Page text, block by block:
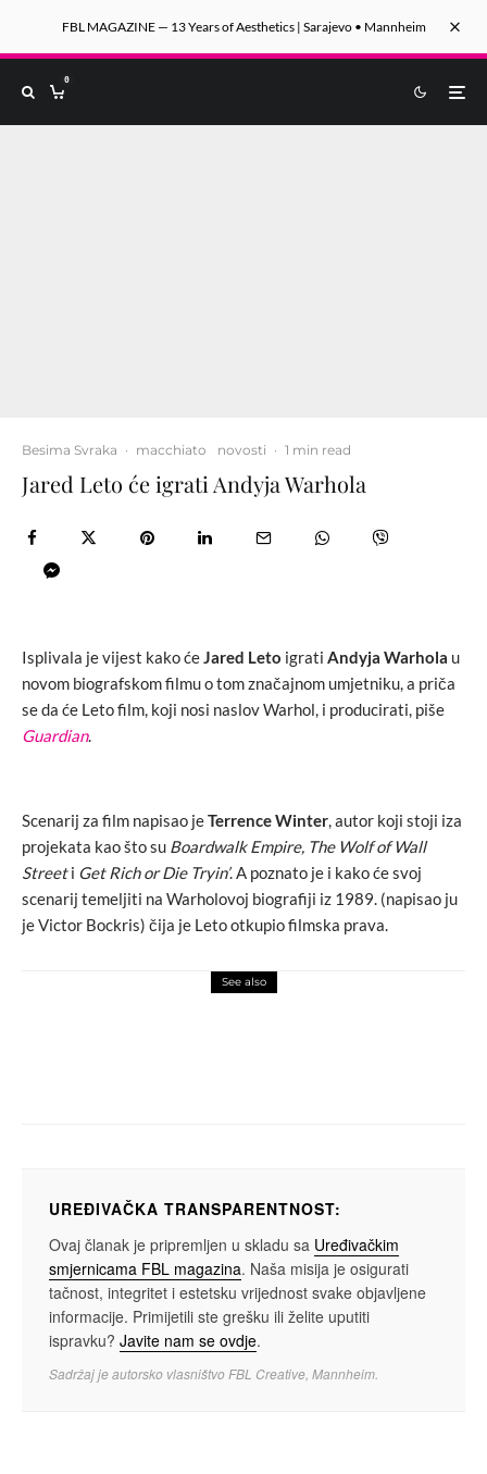
FBL MAGAZINE — 13 Years of Aesthetics | Sarajevo • Mannheim
0
Besima Svraka · macchiato novosti · 1 min read
Jared Leto će igrati Andyja Warhola
Isplivala je vijest kako ćeJared Leto igrati Andyja Warhola u
novom biografskom filmu o tom značajnom umjetniku, a priča
se da će Leto film, koji nosi naslov Warhol, i producirati, piše
Guardian.
Scenarij za film napisao jeTerrence Winter, autor koji stoji iza
projekata kao što su Boardwalk Empire, The Wolf of Wall
Streeti Get Rich or Die Tryin’. A poznato je i kako će svoj
scenarij temeljiti na Warholovoj biografiji iz 1989. (napisao ju
je Victor Bockris) čija je Leto otkupio filmska prava.
See also
UREĐIVAČKA TRANSPARENTNOST:
Ovaj članak je pripremljen u skladu sa Uređivačkim
smjernicama FBL magazina. Naša misija je osigurati
tačnost, integritet i estetsku vrijednost svake objavljene
informacije. Primijetili ste grešku ili želite uputiti
ispravku? Javite nam se ovdje.
Sadržaj je autorsko vlasništvo FBL Creative, Mannheim.